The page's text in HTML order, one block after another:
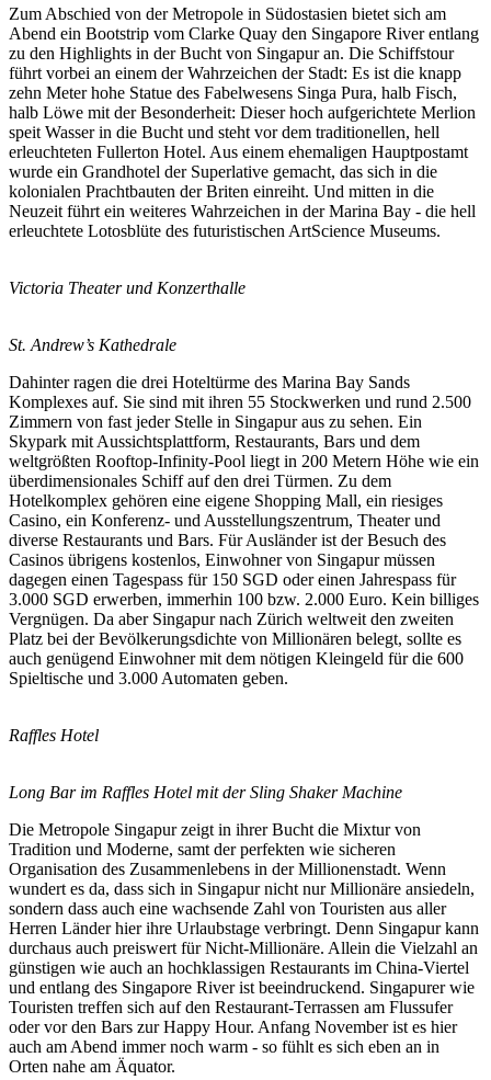
Zum Abschied von der Metropole in Südostasien bietet sich am
Abend ein Bootstrip vom Clarke Quay den Singapore River entlang
zu den Highlights in der Bucht von Singapur an. Die Schiffstour
führt vorbei an einem der Wahrzeichen der Stadt: Es ist die knapp
zehn Meter hohe Statue des Fabelwesens Singa Pura, halb Fisch,
halb Löwe mit der Besonderheit: Dieser hoch aufgerichtete Merlion
speit Wasser in die Bucht und steht vor dem traditionellen, hell
erleuchteten Fullerton Hotel. Aus einem ehemaligen Hauptpostamt
wurde ein Grandhotel der Superlative gemacht, das sich in die
kolonialen Prachtbauten der Briten einreiht. Und mitten in die
Neuzeit führt ein weiteres Wahrzeichen in der Marina Bay - die hell
erleuchtete Lotosblüte des futuristischen ArtScience Museums.
Victoria Theater und Konzerthalle
St. Andrew’s Kathedrale
Dahinter ragen die drei Hoteltürme des Marina Bay Sands
Komplexes auf. Sie sind mit ihren 55 Stockwerken und rund 2.500
Zimmern von fast jeder Stelle in Singapur aus zu sehen. Ein
Skypark mit Aussichtsplattform, Restaurants, Bars und dem
weltgrößten Rooftop-Infinity-Pool liegt in 200 Metern Höhe wie ein
überdimensionales Schiff auf den drei Türmen. Zu dem
Hotelkomplex gehören eine eigene Shopping Mall, ein riesiges
Casino, ein Konferenz- und Ausstellungszentrum, Theater und
diverse Restaurants und Bars. Für Ausländer ist der Besuch des
Casinos übrigens kostenlos, Einwohner von Singapur müssen
dagegen einen Tagespass für 150 SGD oder einen Jahrespass für
3.000 SGD erwerben, immerhin 100 bzw. 2.000 Euro. Kein billiges
Vergnügen. Da aber Singapur nach Zürich weltweit den zweiten
Platz bei der Bevölkerungsdichte von Millionären belegt, sollte es
auch genügend Einwohner mit dem nötigen Kleingeld für die 600
Spieltische und 3.000 Automaten geben.
Raffles Hotel
Long Bar im Raffles Hotel mit der Sling Shaker Machine
Die Metropole Singapur zeigt in ihrer Bucht die Mixtur von
Tradition und Moderne, samt der perfekten wie sicheren
Organisation des Zusammenlebens in der Millionenstadt. Wenn
wundert es da, dass sich in Singapur nicht nur Millionäre ansiedeln,
sondern dass auch eine wachsende Zahl von Touristen aus aller
Herren Länder hier ihre Urlaubstage verbringt. Denn Singapur kann
durchaus auch preiswert für Nicht-Millionäre. Allein die Vielzahl an
günstigen wie auch an hochklassigen Restaurants im China-Viertel
und entlang des Singapore River ist beeindruckend. Singapurer wie
Touristen treffen sich auf den Restaurant-Terrassen am Flussufer
oder vor den Bars zur Happy Hour. Anfang November ist es hier
auch am Abend immer noch warm - so fühlt es sich eben an in
Orten nahe am Äquator.